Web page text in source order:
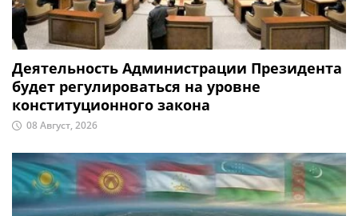
Деятельность Администрации Президента
будет регулироваться на уровне
конституционного закона
08 Август, 2026